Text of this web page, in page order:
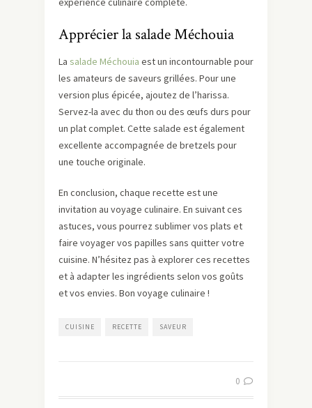
Apprécier la salade Méchouia
La salade Méchouia est un incontournable pour
les amateurs de saveurs grillées. Pour une
version plus épicée, ajoutez de l’harissa.
Servez-la avec du thon ou des œufs durs pour
un plat complet. Cette salade est également
excellente accompagnée de bretzels pour
une touche originale.
En conclusion, chaque recette est une
invitation au voyage culinaire. En suivant ces
astuces, vous pourrez sublimer vos plats et
faire voyager vos papilles sans quitter votre
cuisine. N’hésitez pas à explorer ces recettes
et à adapter les ingrédients selon vos goûts
et vos envies. Bon voyage culinaire !
CUISINE RECETTE SAVEUR
0